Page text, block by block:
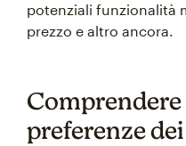
potenziali funzionalità
prezzo e altro ancora.
Comprendere
preferenze